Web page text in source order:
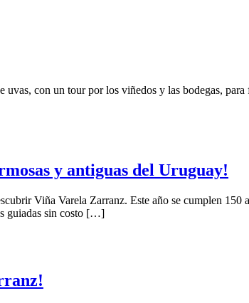
con un tour por los viñedos y las bodegas,
y antiguas del Uruguay!
Viña Varela Zarranz. Este año se cumplen
guiadas sin costo […]